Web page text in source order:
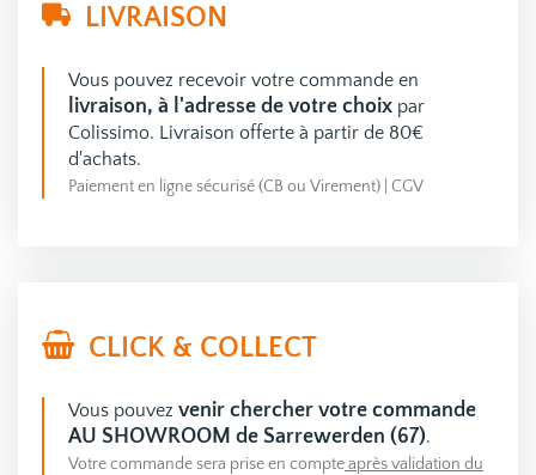
LIVRAISON
Vous pouvez recevoir votre commande en
livraison, à l'adresse de votre choix par
Colissimo. Livraison offerte à partir de 80€
d'achats.
Paiement en ligne sécurisé (CB ou Virement) CGV
CLICK & COLLECT
Vous pouvez venir chercher votre commande
AU SHOWROOM de Sarrewerden (67).
Votre commande sera prise en compteaprès validation du